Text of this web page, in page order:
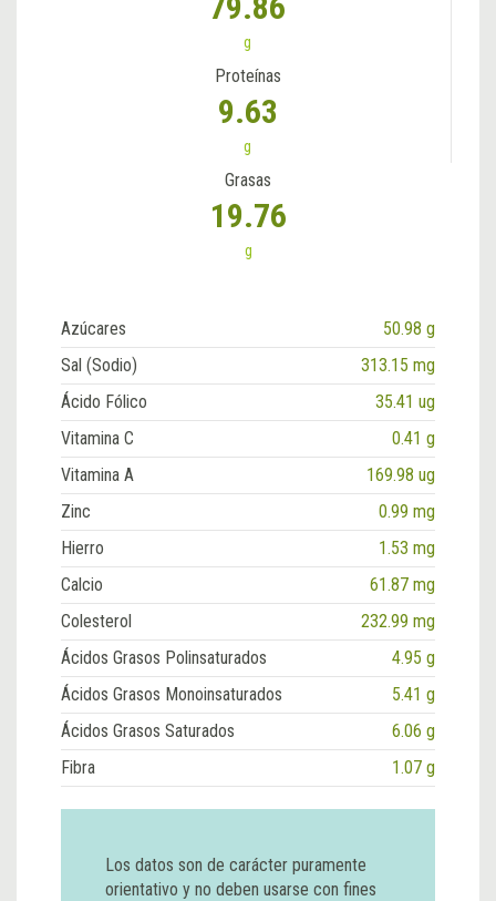
g
Proteínas
9.63
g
Grasas
19.76
g
Azúcares
50.98 g
Sal (Sodio)
313.15 mg
Ácido Fólico
35.41 ug
Vitamina C
0.41 g
Vitamina A
169.98 ug
Zinc
0.99 mg
Hierro
1.53 mg
Calcio
61.87 mg
Colesterol
232.99 mg
Ácidos Grasos Polinsaturados
4.95 g
Ácidos Grasos Monoinsaturados
5.41 g
Ácidos Grasos Saturados
6.06 g
Fibra
1.07 g
Los datos son de carácter puramente
orientativo y no deben usarse con fines